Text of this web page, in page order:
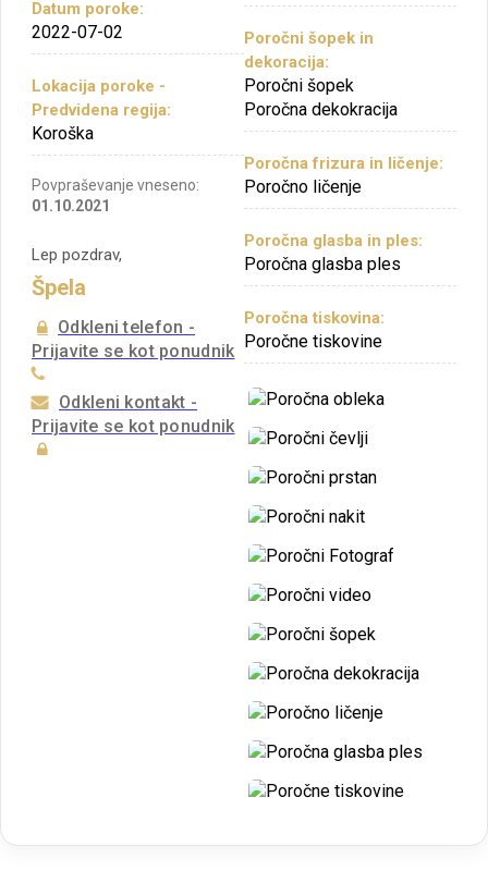
Datum poroke:
2022-07-02
Lokacija poroke -
Predvidena regija:
Koroška
Povpraševanje vneseno:
01.10.2021
Lep pozdrav,
Špela
Odkleni telefon -
Prijavite se kot ponudnik
Odkleni kontakt -
Prijavite se kot ponudnik
Poročni šopek in
dekoracija:
Poročni šopek
Poročna dekokracija
Poročna frizura in ličenje:
Poročno ličenje
Poročna glasba in ples:
Poročna glasba ples
Poročna tiskovina:
Poročne tiskovine